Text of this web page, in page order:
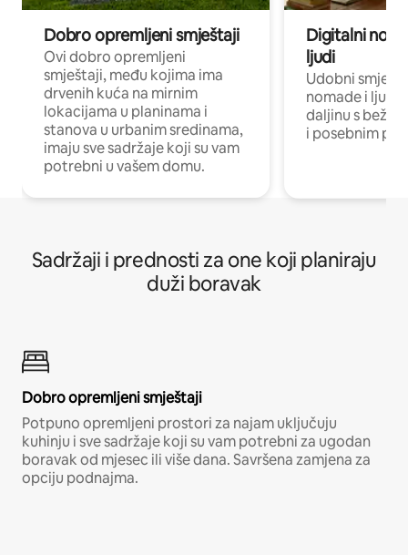
Dobro opremljeni smještaji
Ovi dobro opremljeni
smještaji, među kojima ima
drvenih kuća na mirnim
lokacijama u planinama i
stanova u urbanim sredinama,
imaju sve sadržaje koji su vam
potrebni u vašem domu.
Digitalni
ljudi
Udobni
nomade i ljude
daljinu s
i posebnim
Sadržaji i prednosti za one koji planiraju
duži boravak
Dobro opremljeni smještaji
Potpuno opremljeni prostori za najam uključuju
kuhinju i sve sadržaje koji su vam potrebni za ugodan
boravak od mjesec ili više dana. Savršena zamjena za
opciju podnajma.